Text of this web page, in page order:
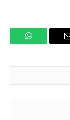
البريد
واتساب